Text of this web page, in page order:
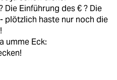
Die Einführung des € ? Die
plötzlich haste nur noch die
umme Eck: